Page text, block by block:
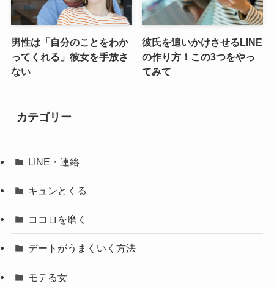
男性は「自分のことをわか
ってくれる」彼女を手放さ
ない
彼氏を追いかけさせるLINE
の作り方！この3つをやっ
てみて
カテゴリー
LINE・連絡
キュンとくる
ココロを磨く
デートがうまくいく方法
モテる女